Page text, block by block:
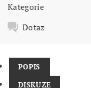
Kategorie
Dotaz
POPIS
DISKUZE